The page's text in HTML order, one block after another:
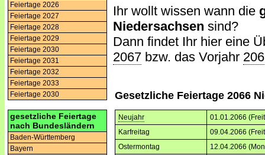
Feiertage 2026
Feiertage 2027
Feiertage 2028
Feiertage 2029
Feiertage 2030
Feiertage 2031
Feiertage 2032
Feiertage 2033
Feiertage 2030
gesetzliche Feiertage
nach Bundesländern
Baden-Württemberg
Bayern
Ihr wollt wissen wann die
Niedersachsen sind?
Dann findet Ihr hier eine
2067 bzw. das Vorjahr
Gesetzliche Feiertage 2066
Neujahr
01.01.2066
Karfreitag
09.04.2066
Ostermontag
12.04.2066